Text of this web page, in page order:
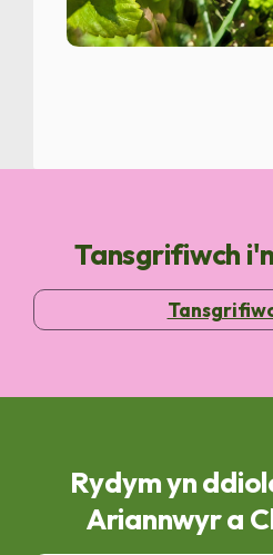
Tansgrifiwch
Rydym yn
Ariannwyr a